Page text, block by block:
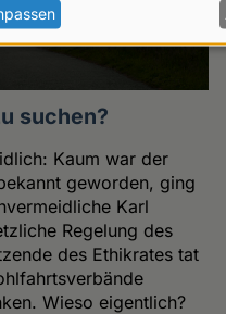
suchen?
Kaum war der
geworden, ging
Karl
Regelung des
des Ethikrates tat
Wieso eigentlich?